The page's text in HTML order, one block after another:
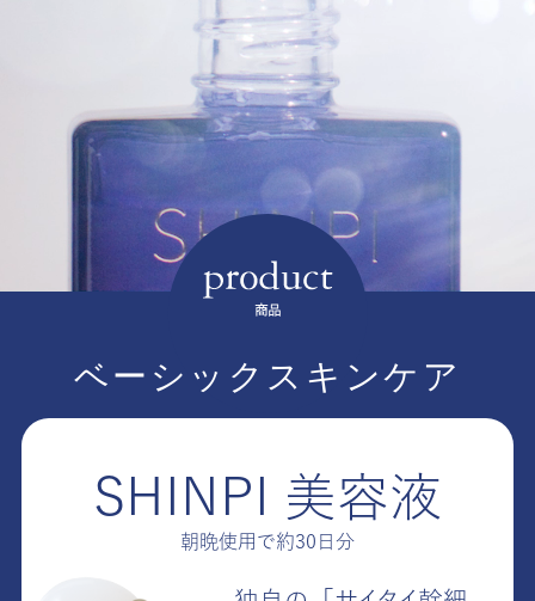
商品
ベーシックスキンケア
SHINPI 美容液
朝晩使用で約30日分